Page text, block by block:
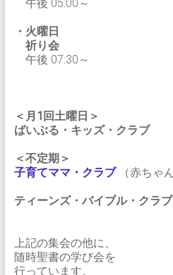
午後 05:00～
・火曜日
祈り会
午後 07:30～
＜月1回土曜日＞
ばいぶる・キッズ・クラブ
＜不定期＞
子育てママ・クラブ（赤ちゃ
ティーンズ・バイブル・クラブ
上記の集会の他に、
随時聖書の学び会を
行っています。